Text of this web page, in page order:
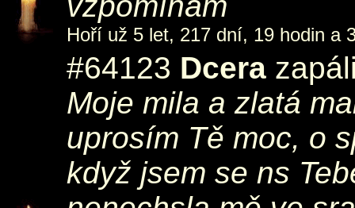
Hoří už 5 let, 217 dní, 19 hodin a
#64123 Dcera
Moje mila a zlatá
uprosím Tě moc, o
když jsem se ns